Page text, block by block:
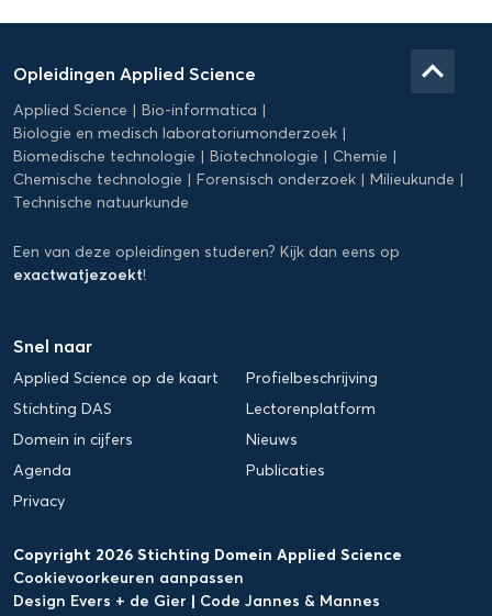
Applied
Science
Opleidingen Applied Science
Applied Science
Bio-informatica
Biologie en medisch laboratoriumonderzoek
Biomedische technologie
Biotechnologie
Chemie
Chemische technologie
Forensisch onderzoek
Milieukunde
Technische natuurkunde
Een van deze opleidingen studeren? Kijk dan eens op
exactwatjezoekt!
Snel naar
Applied Science op de kaart
Profielbeschrijving
Stichting DAS
Lectorenplatform
Domein in cijfers
Nieuws
Agenda
Publicaties
Privacy
Copyright 2026 Stichting Domein Applied Science
Cookievoorkeuren aanpassen
Design Evers + de Gier | Code Jannes & Mannes
keyboard_arrow_up